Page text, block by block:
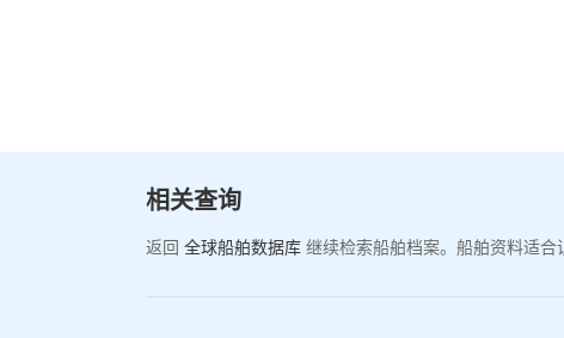
相关查询
返回 全球船舶数据库 继续检索船舶档案。船舶资料适合